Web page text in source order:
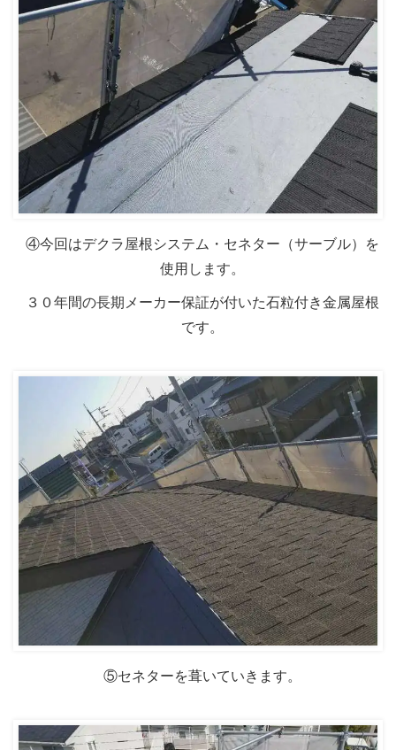
④今回はデクラ屋根システム・セネター（サーブル）を
使用します。
３０年間の長期メーカー保証が付いた石粒付き金属屋根
です。
⑤セネターを葺いていきます。